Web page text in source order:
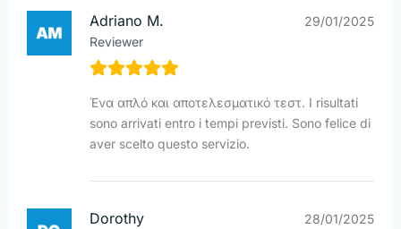
Adriano M.
Reviewer
29/01/2025
Ένα απλό και αποτελεσματικό τεστ. I risultati
sono arrivati entro i tempi previsti. Sono felice di
aver scelto questo servizio.
Dorothy 28/01/2025